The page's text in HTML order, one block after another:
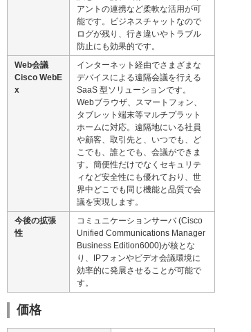
アントの連携など柔軟な活用が可
能です。ビジネスチャットなので
ログが残り、行き違いやトラブル
防止にも効果的です。
Web会議
Cisco WebE
x
インターネット経由でさまざまな
デバイスによる遠隔会議を行える
SaaS 型ソリューションです。
Webブラウザ、スマートフォン、
タブレット端末等マルチプラット
ホームに対応。遠隔地にいる社員
や顧客、取引先と、いつでも、ど
こでも、誰とでも、会議ができま
す。簡便性だけでなくセキュリテ
ィなど安全性にも優れており、世
界中どこでも同じ機能と品質で会
議を実現します。
今後の拡張
性
コミュニケーションサーバ (Cisco
Unified Communications Manager
Business Edition6000)が核とな
り、IPフォンやビデオ会議環境に
効率的に発展させることが可能で
す。
価格